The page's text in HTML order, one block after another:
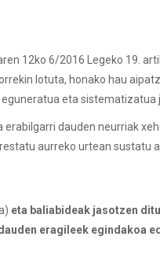
12ko 6/2016 Legeko 19.
lotuta, honako hau
eta sistematizatua
dauden neurriak
aurreko urtean sustatu
eta baliabideak jasotzen
eragileek egindakoa